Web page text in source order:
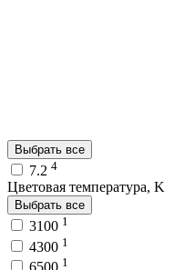
Выбрать все
7.2 4
Цветовая температура, K
Выбрать все
3100 1
4300 1
6500 1